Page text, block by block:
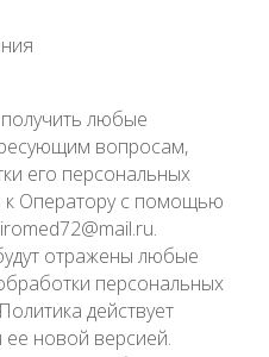
любые
вопросам,
его персональных
к Оператору с помощью
отражены любые
персональных
действует
новой версией.